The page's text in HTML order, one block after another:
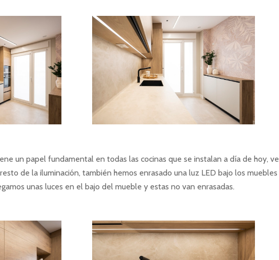
un papel fundamental en todas las cocinas que se instalan a día de hoy,
de la iluminación, también hemos enrasado una luz LED bajo los
unas luces en el bajo del mueble y estas no van enrasadas.